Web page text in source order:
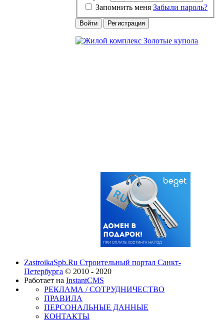
Запомнить меня Забыли пароль?
Войти Регистрация
ZastroikaSpb.Ru Строительный портал Санкт-
Петербурга © 2010 - 2020
Работает на InstantCMS
РЕКЛАМА / СОТРУДНИЧЕСТВО
ПРАВИЛА
ПЕРСОНАЛЬНЫЕ ДАННЫЕ
КОНТАКТЫ